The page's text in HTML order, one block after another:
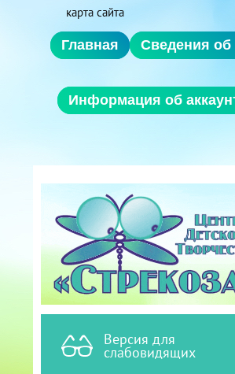
карта сайта
Главная Сведения
Информация об
Версия для
слабовидящих